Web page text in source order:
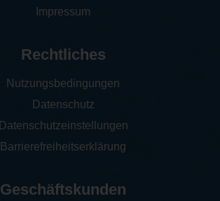
Impressum
Rechtliches
Nutzungsbedingungen
Datenschutz
Datenschutzeinstellungen
Barrierefreiheitserklärung
Geschäftskunden